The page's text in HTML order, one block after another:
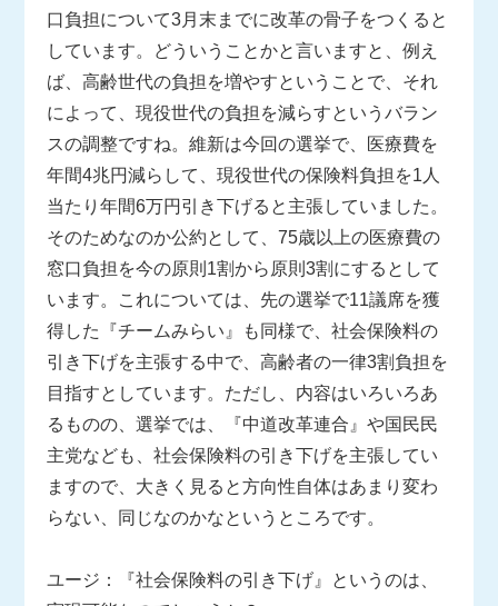
口負担について3月末までに改革の骨子をつくると
しています。どういうことかと言いますと、例え
ば、高齢世代の負担を増やすということで、それ
によって、現役世代の負担を減らすというバラン
スの調整ですね。維新は今回の選挙で、医療費を
年間4兆円減らして、現役世代の保険料負担を1人
当たり年間6万円引き下げると主張していました。
そのためなのか公約として、75歳以上の医療費の
窓口負担を今の原則1割から原則3割にするとして
います。これについては、先の選挙で11議席を獲
得した『チームみらい』も同様で、社会保険料の
引き下げを主張する中で、高齢者の一律3割負担を
目指すとしています。ただし、内容はいろいろあ
るものの、選挙では、『中道改革連合』や国民民
主党なども、社会保険料の引き下げを主張してい
ますので、大きく見ると方向性自体はあまり変わ
らない、同じなのかなというところです。
ユージ：『社会保険料の引き下げ』というのは、